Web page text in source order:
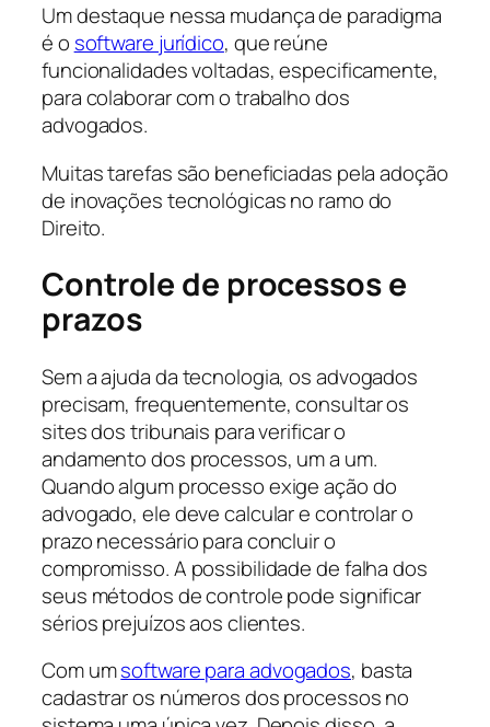
Um destaque nessa mudança de paradigma
é o software jurídico, que reúne
funcionalidades voltadas, especificamente,
para colaborar com o trabalho dos
advogados.
Muitas tarefas são beneficiadas pela adoção
de inovações tecnológicas no ramo do
Direito.
Controle de processos e
prazos
Sem a ajuda da tecnologia, os advogados
precisam, frequentemente, consultar os
sites dos tribunais para verificar o
andamento dos processos, um a um.
Quando algum processo exige ação do
advogado, ele deve calcular e controlar o
prazo necessário para concluir o
compromisso. A possibilidade de falha dos
seus métodos de controle pode significar
sérios prejuízos aos clientes.
Com umsoftware para advogados, basta
cadastrar os números dos processos no